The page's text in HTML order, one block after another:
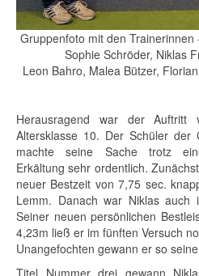
Gruppenfoto mit den
Sophie Schröder, Niklas
Leon Bahro, Malea Bützer,
Herausragend war der
Altersklasse 10. Der Schüler der
machte seine Sache trotz
Erkältung sehr ordentlich.
neuer Bestzeit von 7,75 sec.
Lemm. Danach war Niklas auch
Seiner neuen persönlichen
4,23m ließ er im fünften Versuch
Unangefochten gewann er so
Titel Nummer drei gewann